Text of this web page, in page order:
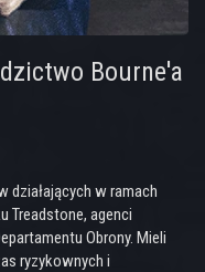
Bourne'a
działających w ramach
Treadstone, agenci
Obrony. Mieli
ryzykownych i